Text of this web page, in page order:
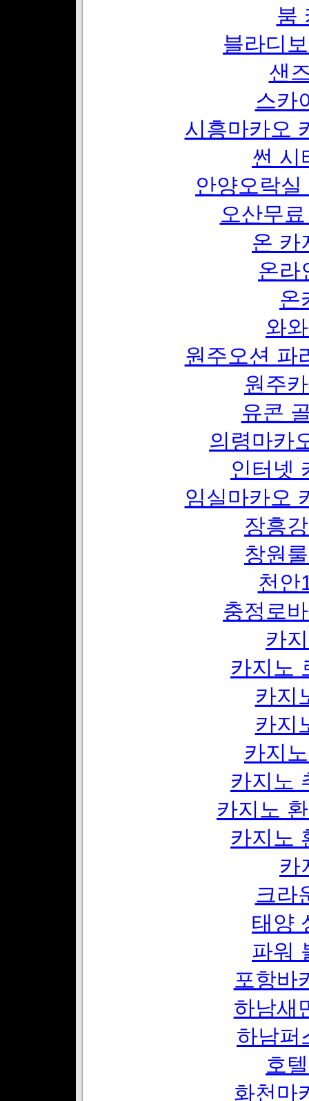
붐
블라디
샌
스카
시흥마카오
썬 시
안양오락
오산무
온 카
온라
온
와
원주오션 파
원주
유콘
의령마카
인터넷
임실마카오
장흥
창원
천안
충정로
카
카지노
카지
카지
카지
카지노
카지노
카지노
카
크라
태양
파워
포항바
하남새
하남퍼
호
화천마